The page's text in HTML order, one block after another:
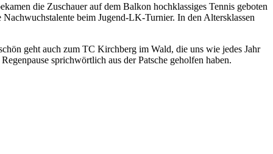
die Zuschauer auf dem Balkon hochklassiges Tennis geboten
beim Jugend-LK-Turnier. In den Altersklassen
geht auch zum TC Kirchberg im Wald, die uns wie jedes Jahr
sprichwörtlich aus der Patsche geholfen haben.